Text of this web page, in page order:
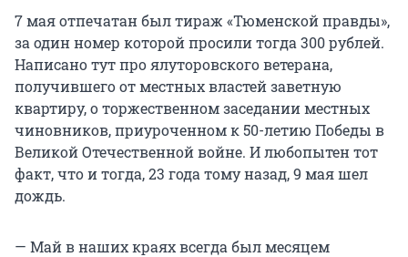
7 мая отпечатан был тираж «Тюменской правды»,
за один номер которой просили тогда 300 рублей.
Написано тут про ялуторовского ветерана,
получившего от местных властей заветную
квартиру, о торжественном заседании местных
чиновников, приуроченном к 50-летию Победы в
Великой Отечественной войне. И любопытен тот
факт, что и тогда, 23 года тому назад, 9 мая шел
дождь.
— Май в наших краях всегда был месяцем